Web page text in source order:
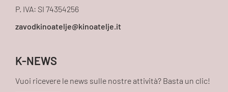
P. IVA: SI 74354256
K-NEWS
Vuoi ricevere le news sulle nostre attività? Basta un clic!